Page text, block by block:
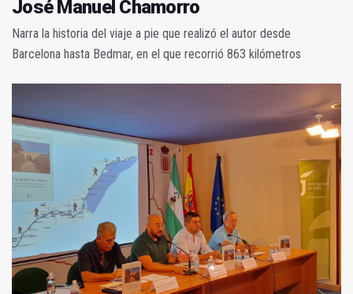
José Manuel Chamorro
Narra la historia del viaje a pie que realizó el autor desde
Barcelona hasta Bedmar, en el que recorrió 863 kilómetros